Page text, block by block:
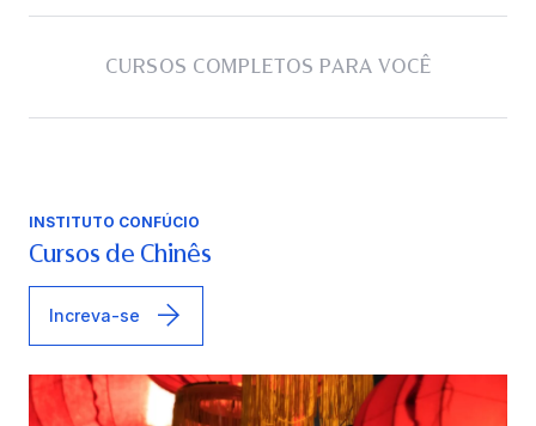
CURSOS COMPLETOS PARA VOCÊ
INSTITUTO CONFÚCIO
Cursos de Chinês
Increva-se